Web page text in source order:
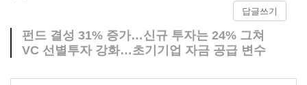
답글쓰기
펀드 결성 31% 증가…신규 투자는 24% 그쳐
VC 선별투자 강화…초기기업 자금 공급 변수